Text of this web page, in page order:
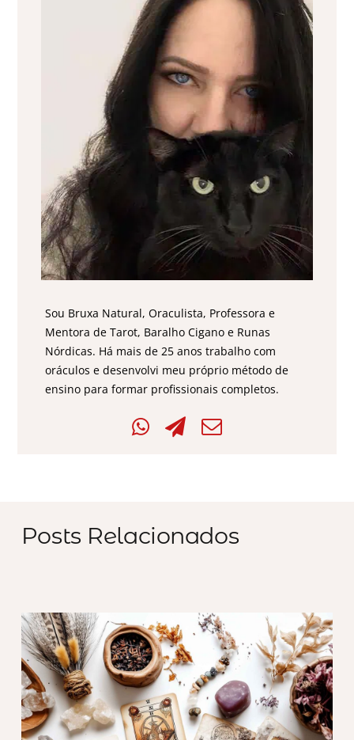
Sou Bruxa Natural, Oraculista, Professora e
Mentora de Tarot, Baralho Cigano e Runas
Nórdicas. Há mais de 25 anos trabalho com
oráculos e desenvolvi meu próprio método de
ensino para formar profissionais completos.
Posts Relacionados